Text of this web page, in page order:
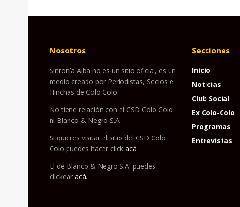
Nosotros
Sintonía Alba no es un sitio oficial, es un
medio creado por Periodistas, Socios e
Hinchas de Colo Colo.
No tiene relación con el CSD Colo Colo
ni Blanco & Negro S.A.
Si quieres visitar el sitio del CSD Colo
Colo puedes hacer click acá
El de Blanco & Negro S.A. puedes
clickear acá.
Secciones
Inicio
Noticias
Club Social
Ex Colo-Colo
Programas
Entrevistas